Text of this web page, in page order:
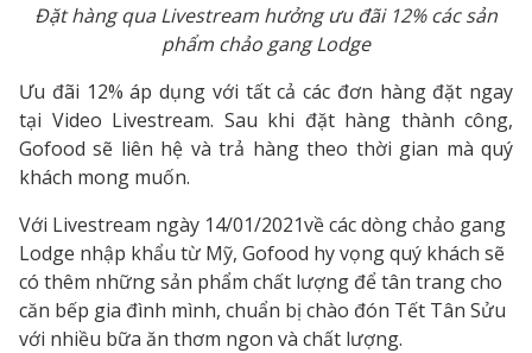
Đặt hàng qua Livestream hưởng ưu đãi 12% các sản
phẩm chảo gang Lodge
Ưu đãi 12% áp dụng với tất cả các đơn hàng đặt ngay
tại Video Livestream. Sau khi đặt hàng thành công,
Gofood sẽ liên hệ và trả hàng theo thời gian mà quý
khách mong muốn.
Với Livestream ngày 14/01/2021về các dòng chảo gang
Lodge nhập khẩu từ Mỹ, Gofood hy vọng quý khách sẽ
có thêm những sản phẩm chất lượng để tân trang cho
căn bếp gia đình mình, chuẩn bị chào đón Tết Tân Sửu
với nhiều bữa ăn thơm ngon và chất lượng.